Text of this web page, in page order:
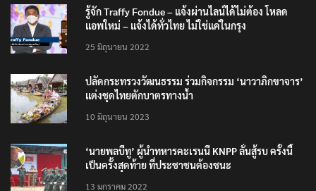
รู้จัก Traffy Fondue – แจ้งผ่านไลน์ได้ไม่ต้อง โหลด
แอพใหม่ – แจ้งได้ทั่วไทย ไม่ใช่แค่ในกรุง
25 มิถุนายน 2022
ปลัดกระทรวงวัฒนธรรม ร่วมกิจกรรม ‘นาวาภิกขาจาร’
แต่งชุดไทยตักบาตรทางน้ำ
10 มิถุนายน 2023
‘นายพลบีทู’ ผู้นำทหารคะเรนนี KNPP ลั่นสู้รบ ครั้งนี้
เป็นครั้งสุดท้าย ที่ประชาชนต้องชนะ
13 มกราคม 2022